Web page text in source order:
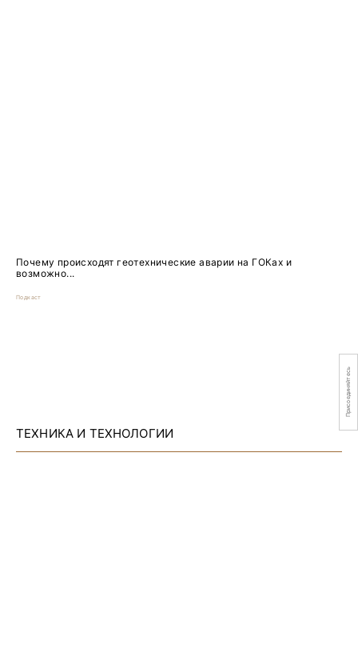
Почему происходят геотехнические аварии на ГОКах и
возможно...
Подкаст
ТЕХНИКА И ТЕХНОЛОГИИ
Присоединяйтесь